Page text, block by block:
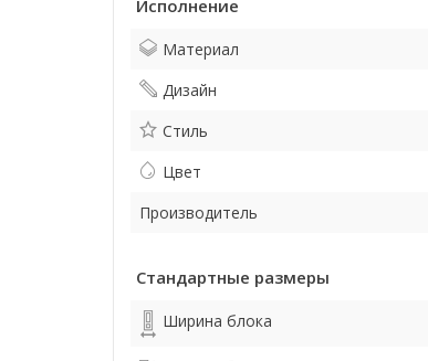
Исполнение
Материал
Дизайн
Стиль
Цвет
Производитель
Стандартные размеры
Ширина блока